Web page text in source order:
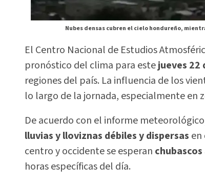
Nubes densas cubren el cielo hondureño,
El Centro Nacional de Estudios
pronóstico del clima para estejueves 22
regiones del país. La influencia de los
lo largo de la jornada, especialmente en
De acuerdo con el informe
lluvias y lloviznas débiles y dispersas
centro y occidente se esperan
horas específicas del día.